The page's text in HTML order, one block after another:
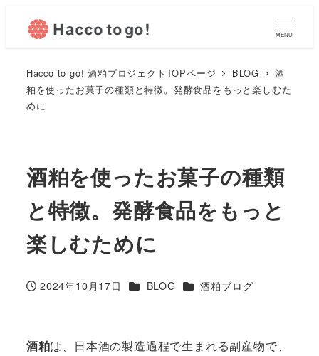
MENU
Hacco to go! 酒粕プロジェクトTOPページ BLOG
酒
粕を使ったお菓子の種類と特徴。発酵食品をもっと楽しむた
めに
酒粕を使ったお菓子の種類
と特徴。発酵食品をもっと
楽しむために
投稿日
2024年10月17日 カテゴリー
BLOG カテゴリー
酒粕ブログ
酒粕は、日本酒の製造過程で生まれる副産物で、